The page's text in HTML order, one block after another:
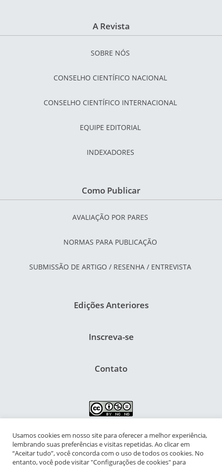
A Revista
SOBRE NÓS
CONSELHO CIENTÍFICO NACIONAL
CONSELHO CIENTÍFICO INTERNACIONAL
EQUIPE EDITORIAL
INDEXADORES
Como Publicar
AVALIAÇÃO POR PARES
NORMAS PARA PUBLICAÇÃO
SUBMISSÃO DE ARTIGO / RESENHA / ENTREVISTA
Edições Anteriores
Inscreva-se
Contato
NIPIAC – Núcleo Interdisciplinar de Pesquisa para a Infância e
Adolescência Contemporâneas
Usamos cookies em nosso site para oferecer a melhor experiência,
lembrando suas preferências e visitas repetidas. Ao clicar em
“Aceitar tudo”, você concorda com o uso de todos os cookies. No
entanto, você pode visitar "Configurações de cookies" para